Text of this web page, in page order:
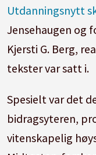
Utdanningsnytt
Jensehaugen og
Kjersti G. Berg,
tekster var satt i.
Spesielt var det
bidragsyteren,
vitenskapelig